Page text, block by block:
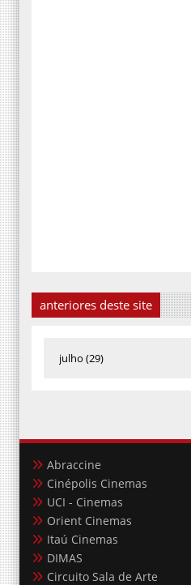
anteriores deste site
Abraccine
Cinépolis Cinemas
UCI - Cinemas
Orient Cinemas
Itaú Cinemas
DIMAS
Circuito Sala de Arte